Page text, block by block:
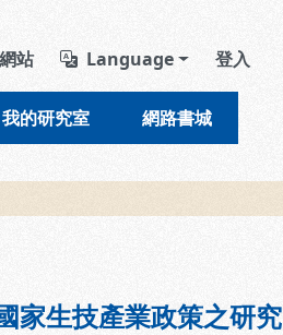
站 Language 登入
我的研究室 網路書城
家生技產業政策之研究